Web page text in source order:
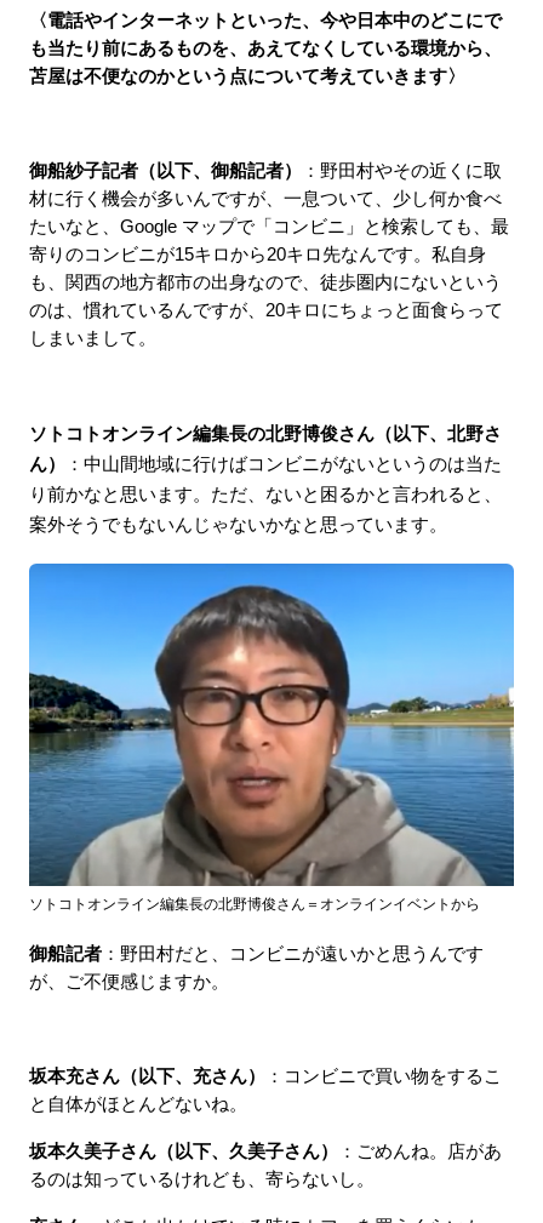
〈電話やインターネットといった、今や日本中のどこにで
も当たり前にあるものを、あえてなくしている環境から、
苫屋は不便なのかという点について考えていきます〉
御船紗子記者（以下、御船記者）
：野田村やその近くに取
材に行く機会が多いんですが、一息ついて、少し何か食べ
たいなと、Google マップで「コンビニ」と検索しても、最
寄りのコンビニが15キロから20キロ先なんです。私自身
も、関西の地方都市の出身なので、徒歩圏内にないという
のは、慣れているんですが、20キロにちょっと面食らって
しまいまして。
ソトコトオンライン編集長の北野博俊さん（以下、北野さ
ん）
：中山間地域に行けばコンビニがないというのは当た
り前かなと思います。ただ、ないと困るかと言われると、
案外そうでもないんじゃないかなと思っています。
ソトコトオンライン編集長の北野博俊さん＝オンラインイベントから
御船記者：野田村だと、コンビニが遠いかと思うんです
が、ご不便感じますか。
坂本充さん（以下、充さん）
：コンビニで買い物をするこ
と自体がほとんどないね。
坂本久美子さん（以下、久美子さん）
：ごめんね。店があ
るのは知っているけれども、寄らないし。